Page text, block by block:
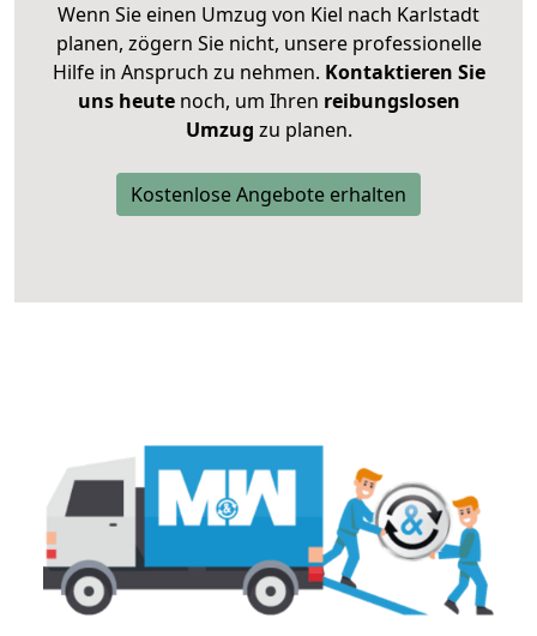
Wenn Sie einen Umzug von Kiel nach Karlstadt
planen, zögern Sie nicht, unsere professionelle
Hilfe in Anspruch zu nehmen. Kontaktieren Sie
uns heutenoch, um Ihren reibungslosen
Umzug zu planen.
Kostenlose Angebote erhalten